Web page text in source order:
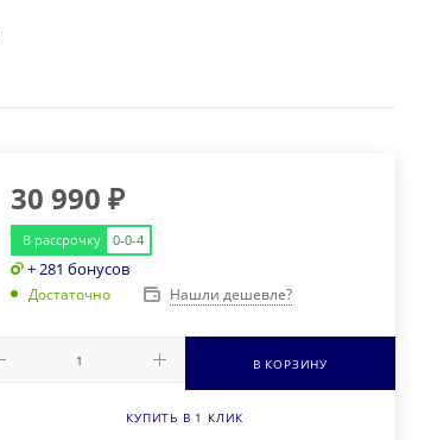
30 990 ₽
В рассрочку 0-0-4
+ 281 бонусов
Достаточно Нашли дешевле?
В КОРЗИНУ
КУПИТЬ В 1 КЛИК